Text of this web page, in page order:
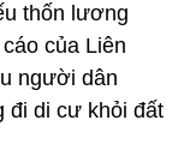
thốn lương
của Liên
người dân
đi di cư khỏi đất